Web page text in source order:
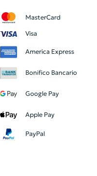
MasterCard
Visa
America Express
Bonifico Bancario
Google Pay
Apple Pay
PayPal